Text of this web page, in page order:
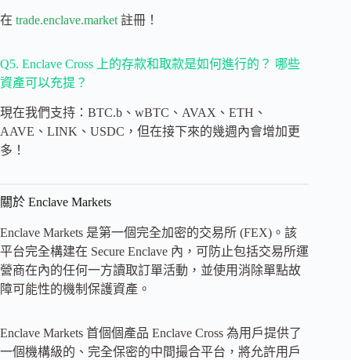
在 trade.enclave.market 註冊！
Q5. Enclave Cross 上的存款和取款是如何進行的？ 哪些
資產可以充提？
現在我們支持：BTC.b、wBTC、AVAX、ETH、
AAVE、LINK、USDC，但在接下來的幾週內會增加更
多！
關於 Enclave Markets
Enclave Markets 是第一個完全加密的交易所 (FEX)。該
平台完全構建在 Secure Enclave 內，可防止包括交易所運
營商在內的任何一方讀取訂單活動，並使用消除單點故
障可能性的機制保護資產。
Enclave Markets 首個個產品 Enclave Cross 為用戶提供了
一個機構級的、完全保密的中間撮合平台，將允許用戶